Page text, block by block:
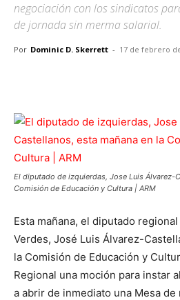
negociación con los sindicatos
de jornada sin merma salarial.
Por Dominic D. Skerrett - 17 de febrero
El diputado de izquierdas, Jose Luis Álvarez-
Comisión de Educación y Cultura | ARM
Esta mañana, el diputado
Verdes, José Luis Álvarez-
la Comisión de Educación y
Regional una moción para instar
a abrir de inmediato una Mesa